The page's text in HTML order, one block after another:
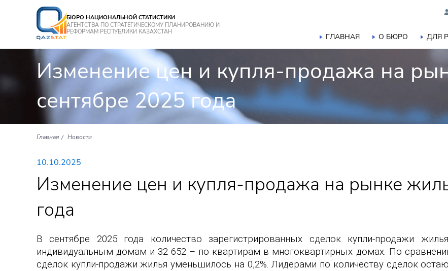
БЮРО НАЦИОНАЛЬНОЙ СТАТИСТИКИ
АГЕНТСТВА ПО СТРАТЕГИЧЕСКОМУ ПЛАНИРОВАНИЮ И
РЕФОРМАМ РЕСПУБЛИКИ КАЗАХСТАН
ГЛАВНАЯ О БЮРО ДЛЯ
Изменение цен и купля-продажа на
сентябре 2025 года
Главная Новости
10.10.2025
Изменение цен и купля-продажа на рынке
года
В сентябре 2025 года количество зарегистрированных сделок купли-продажи
индивидуальным домам и 32 652 – по квартирам в многоквартирных домах. По
сделок купли-продажи жилья уменьшилось на 0,2%. Лидерами по количеству сделок